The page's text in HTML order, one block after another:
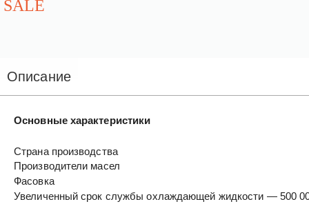
SALE
Описание
Основные характеристики
Страна производства
Производители масел
Фасовка
Увеличенный срок службы охлаждающей жидкости — 500